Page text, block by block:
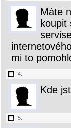
Máte
mi to
4.
Kde
5.